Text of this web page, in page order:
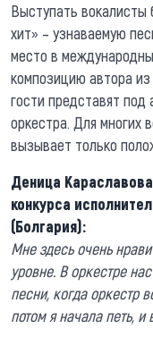
Выступать вокалисты
хит» – узнаваемую
место в
композицию автора
гости представят под
оркестра. Для многих
вызывает только
Деница
конкурса
(Болгария):
Мне здесь очень
уровне. В оркестре
песни, когда оркестр
потом я начала петь, и